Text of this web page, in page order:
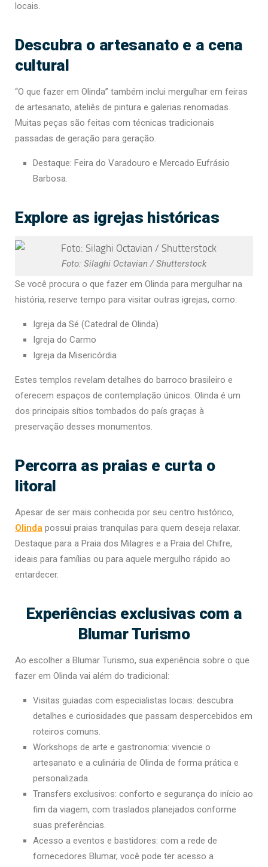
locais.
Descubra o artesanato e a cena
cultural
“O que fazer em Olinda” também inclui mergulhar em feiras
de artesanato, ateliês de pintura e galerias renomadas.
Muitas peças são feitas com técnicas tradicionais
passadas de geração para geração.
Destaque: Feira do Varadouro e Mercado Eufrásio
Barbosa.
Explore as igrejas históricas
Foto: Silaghi Octavian / Shutterstock
Se você procura o que fazer em Olinda para mergulhar na
história, reserve tempo para visitar outras igrejas, como:
Igreja da Sé (Catedral de Olinda)
Igreja do Carmo
Igreja da Misericórdia
Estes templos revelam detalhes do barroco brasileiro e
oferecem espaços de contemplação únicos. Olinda é um
dos principais sítios tombados do país graças à
preservação desses monumentos.
Percorra as praias e curta o
litoral
Apesar de ser mais conhecida por seu centro histórico,
Olinda possui praias tranquilas para quem deseja relaxar.
Destaque para a Praia dos Milagres e a Praia del Chifre,
ideais para famílias ou para aquele mergulho rápido ao
entardecer.
Experiências exclusivas com a
Blumar Turismo
Ao escolher a Blumar Turismo, sua experiência sobre o que
fazer em Olinda vai além do tradicional:
Visitas guiadas com especialistas locais: descubra
detalhes e curiosidades que passam despercebidos em
roteiros comuns.
Workshops de arte e gastronomia: vivencie o
artesanato e a culinária de Olinda de forma prática e
personalizada.
Transfers exclusivos: conforto e segurança do início ao
fim da viagem, com traslados planejados conforme
suas preferências.
Acesso a eventos e bastidores: com a rede de
fornecedores Blumar, você pode ter acesso a